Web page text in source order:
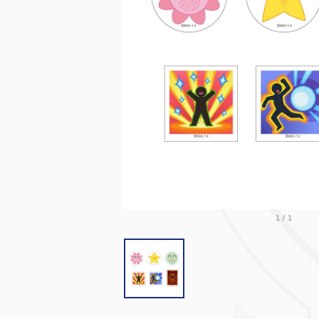
1/ 1